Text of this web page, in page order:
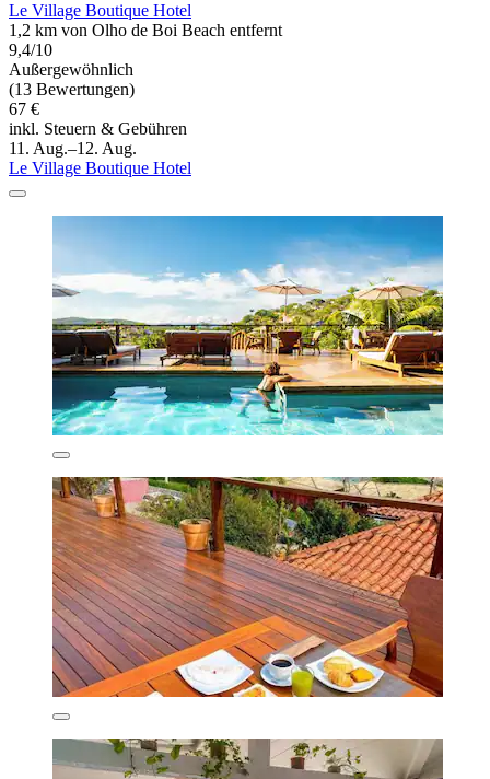
Le Village Boutique Hotel
1,2 km von Olho de Boi Beach entfernt
9,4/10
Außergewöhnlich
(13 Bewertungen)
67 €
inkl. Steuern & Gebühren
11. Aug.–12. Aug.
Le Village Boutique Hotel